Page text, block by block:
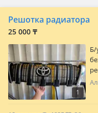
Решотка радиатора
25 000 ₸
1
Б/